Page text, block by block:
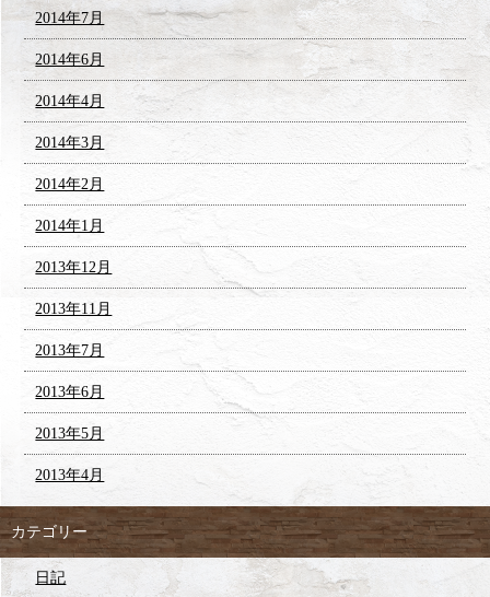
2014年7月
2014年6月
2014年4月
2014年3月
2014年2月
2014年1月
2013年12月
2013年11月
2013年7月
2013年6月
2013年5月
2013年4月
カテゴリー
日記